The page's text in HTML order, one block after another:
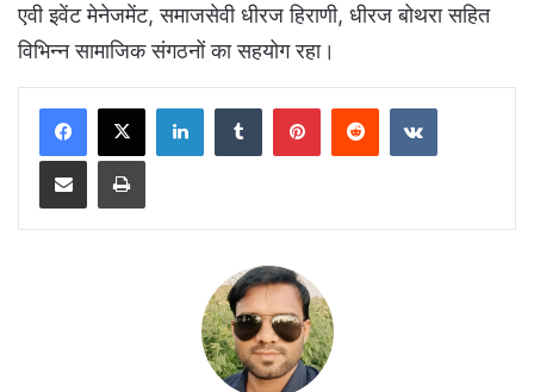
एवी इवेंट मेनेजमेंट, समाजसेवी धीरज हिराणी, धीरज बोथरा सहित
विभिन्न सामाजिक संगठनों का सहयोग रहा।